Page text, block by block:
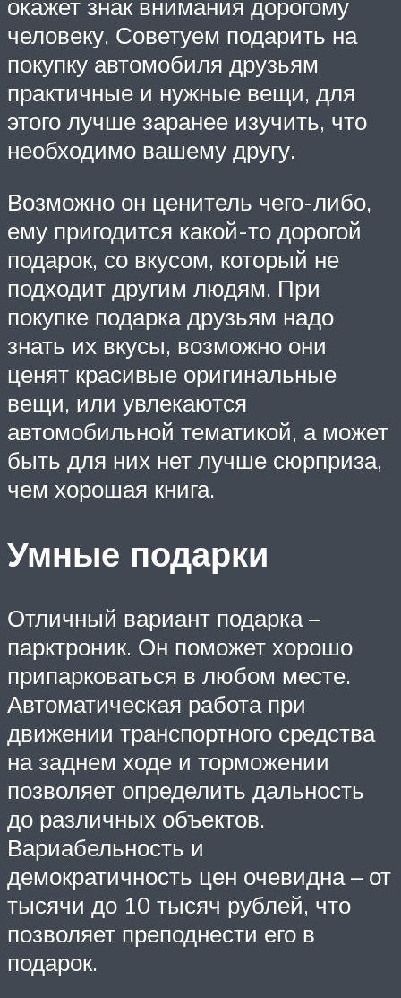
окажет знак внимания дорогому
человеку. Советуем подарить на
покупку автомобиля друзьям
практичные и нужные вещи, для
этого лучше заранее изучить, что
необходимо вашему другу.
Возможно он ценитель чего-либо,
ему пригодится какой-то дорогой
подарок, со вкусом, который не
подходит другим людям. При
покупке подарка друзьям надо
знать их вкусы, возможно они
ценят красивые оригинальные
вещи, или увлекаются
автомобильной тематикой, а может
быть для них нет лучше сюрприза,
чем хорошая книга.
Умные подарки
Отличный вариант подарка –
парктроник. Он поможет хорошо
припарковаться в любом месте.
Автоматическая работа при
движении транспортного средства
на заднем ходе и торможении
позволяет определить дальность
до различных объектов.
Вариабельность и
демократичность цен очевидна – от
тысячи до 10 тысяч рублей, что
позволяет преподнести его в
подарок.